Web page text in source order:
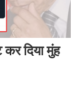
कर दिया मुंह